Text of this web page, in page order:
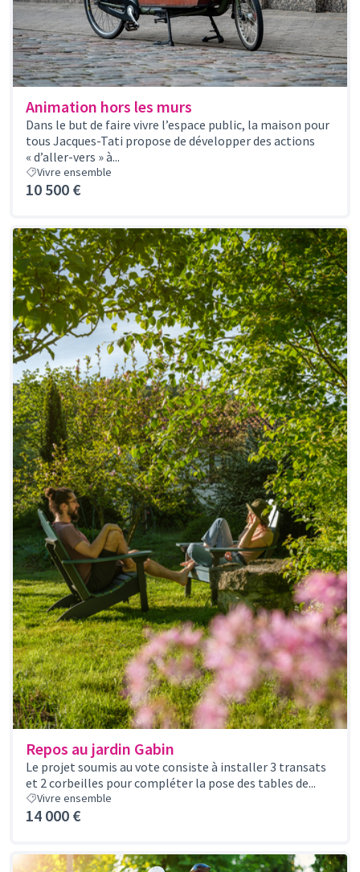
Animation hors les murs
Dans le but de faire vivre l’espace public, la maison pour
tous Jacques-Tati propose de développer des actions
« d’aller-vers » à...
Vivre ensemble
10 500 €
Repos au jardin Gabin
Le projet soumis au vote consiste à installer 3 transats
et 2 corbeilles pour compléter la pose des tables de...
Vivre ensemble
14 000 €